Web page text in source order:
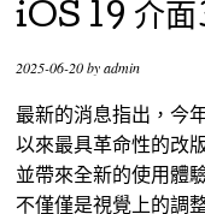
iOS 19 介面
2025-06-20byadmin
最新的消息指出，今
以來最具革命性的改
並帶來全新的使用體
不僅僅是視覺上的調